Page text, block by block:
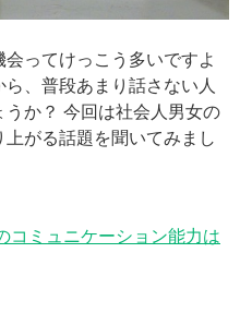
ってけっこう多いですよ
、普段あまり話さない人
か？ 今回は社会人男女の
がる話題を聞いてみまし
コミュニケーション能力は